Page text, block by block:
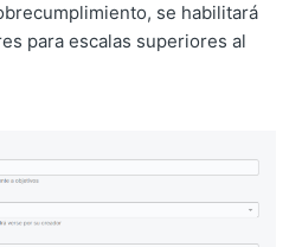
se habilitará
para escalas superiores al